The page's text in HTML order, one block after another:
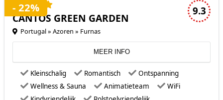
9.3
CANTOS GREEN GARDEN
Portugal » Azoren » Furnas
MEER INFO
Kleinschalig Romantisch
Ontspanning
Wellness & Sauna
Animatieteam
WiFi
- 22%